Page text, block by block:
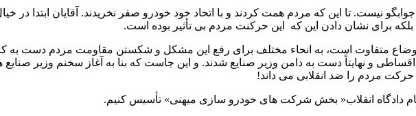
نیست. تا این که مردم همت کردند و با اتحاد خود خودرو صفر نخریدند. آقایان ابتدا در
بلکه برای نشان دادن این که این حرکنت مردم بی تأثیر بوده است.
اوضاع متفاوت است، به انحاء مختلف برای رفع این مشکل و شکستن مقاومت مردم دست به
و نهایتاً دست به دامن وزیر صنایع شدند. و این جاست که بنا به آغاز سخنم وزیر
مردم را ضد انقلابی می داند!
نام دادگاه انقلاب« بخش شرکت های خودرو سازی میهنی» تأسیس کنیم.